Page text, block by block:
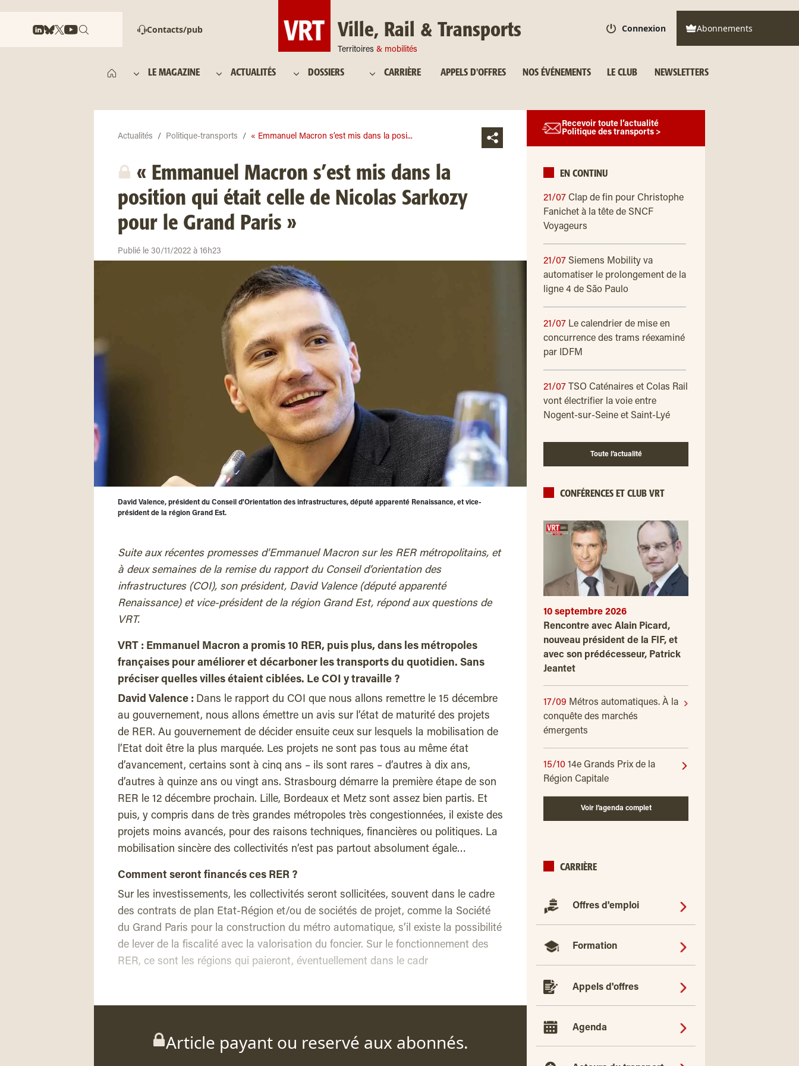
Contacts/pub Ville, Rail & Transports
Territoires & mobilités
Connexion Abonnements
LE MAGAZINE ACTUALITÉS DOSSIERS CARRIÈRE APPELS D'OFFRES NOS ÉVÉNEMENTS LE CLUB NEWSLETTERS
Actualités Politique-transports « Emmanuel Macron s’est mis dans la posi...
« Emmanuel Macron s’est mis dans la
position qui était celle de Nicolas Sarkozy
pour le Grand Paris »
Publié le 30/11/2022 à 16h23
David Valence, président du Conseil d'Orientation des infrastructures, député apparenté Renaissance, et vice-
président de la région Grand Est.
Suite aux récentes promesses d’Emmanuel Macron sur les RER métropolitains, et
à deux semaines de la remise du rapport du Conseil d’orientation des
infrastructures (COI), son président, David Valence (député apparenté
Renaissance) et vice-président de la région Grand Est, répond aux questions de
VRT.
VRT : Emmanuel Macron a promis 10 RER, puis plus, dans les métropoles
françaises pour améliorer et décarboner les transports du quotidien. Sans
préciser quelles villes étaient ciblées. Le COI y travaille ?
David Valence : Dans le rapport du COI que nous allons remettre le 15 décembre
au gouvernement, nous allons émettre un avis sur l’état de maturité des projets
de RER. Au gouvernement de décider ensuite ceux sur lesquels la mobilisation de
l’Etat doit être la plus marquée. Les projets ne sont pas tous au même état
d’avancement, certains sont à cinq ans – ils sont rares – d’autres à dix ans,
d’autres à quinze ans ou vingt ans. Strasbourg démarre la première étape de son
RER le 12 décembre prochain. Lille, Bordeaux et Metz sont assez bien partis. Et
puis, y compris dans de très grandes métropoles très congestionnées, il existe des
projets moins avancés, pour des raisons techniques, financières ou politiques. La
mobilisation sincère des collectivités n’est pas partout absolument égale…
Comment seront financés ces RER ?
Sur les investissements, les collectivités seront sollicitées, souvent dans le cadre
des contrats de plan Etat-Région et/ou de sociétés de projet, comme la Société
du Grand Paris pour la construction du métro automatique, s’il existe la possibilité
de lever de la fiscalité avec la valorisation du foncier. Sur le fonctionnement des
RER, ce sont les régions qui paieront, éventuellement dans le cadr
Article payant ou reservé aux abonnés.
Recevoir toute l’actualité
Politique des transports >
EN CONTINU
21/07 Clap de fin pour Christophe
Fanichet à la tête de SNCF
Voyageurs
21/07 Siemens Mobility va
automatiser le prolongement de la
ligne 4 de São Paulo
21/07 Le calendrier de mise en
concurrence des trams réexaminé
par IDFM
21/07
TSO Caténaires et Colas Rail
vont électrifier la voie entre
Nogent-sur-Seine et Saint-Lyé
Toute l’actualité
CONFÉRENCES ET CLUB VRT
10 septembre 2026
Rencontre avec Alain Picard,
nouveau président de la FIF, et
avec son prédécesseur, Patrick
Jeantet
17/09 Métros automatiques. À la
conquête des marchés
émergents
15/10 14e Grands Prix de la
Région Capitale
Voir l’agenda complet
CARRIÈRE
Offres d'emploi
Formation
Appels d'offres
Agenda